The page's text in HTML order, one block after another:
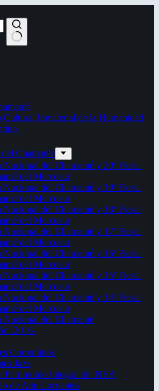
Cultural Inmaterial de la Humanidad
Chamamé
Nacional del Chamamé y 20ª Fiesta
del Mercosur
Nacional del Chamamé y 19ª Fiesta
del Mercosur
Nacional del Chamamé y 18ª Fiesta
del Mercosur
Nacional del Chamamé y 17ª Fiesta
del Mercosur
Nacional del Chamamé y 16ª Fiesta
del Mercosur
Nacional del Chamamé y 15ª Fiesta
del Mercosur
Nacional del Chamamé y 14ª Fiesta
del Mercosur
Nacional del Chamamé
2016.
Correntinos
Jazz
Patrimonio Integral del NEA
de Arte Corrientes